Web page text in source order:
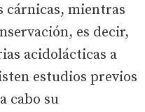
cárnicas, mientras
es decir,
acidolácticas a
estudios previos
cabo su